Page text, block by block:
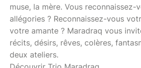
muse, la mère. Vous reconnaissez-
allégories ? Reconnaissez-vous
votre amante ? Maradraq vous
récits, désirs, rêves, colères,
deux ateliers.